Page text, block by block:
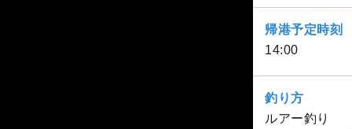
帰港予定時刻
14:00
釣り方
ルアー釣り